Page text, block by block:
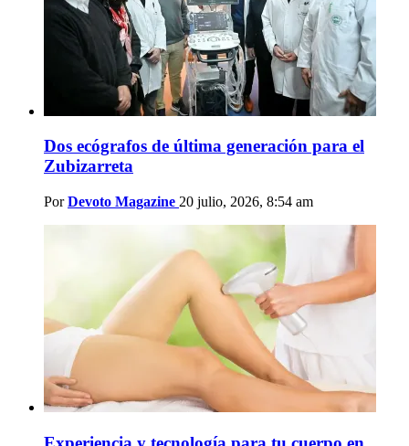
Dos ecógrafos de última generación para el
Zubizarreta
Por Devoto Magazine 20 julio, 2026, 8:54 am